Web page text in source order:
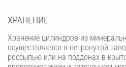
ХРАНЕНИЕ
Хранение цилиндров из
осуществляется в нетронутой
россыпью или на поддонах в